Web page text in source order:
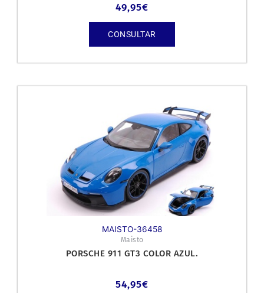
49,95€
CONSULTAR
MAISTO-36458
Maisto
PORSCHE 911 GT3 COLOR AZUL.
54,95€